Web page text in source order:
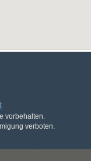
vorbehalten.
verboten.